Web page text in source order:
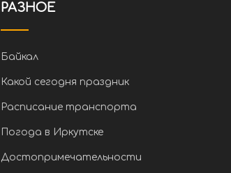
РАЗНОЕ
Байкал
Какой сегодня праздник
Расписание транспорта
Погода в Иркутске
Достопримечательности